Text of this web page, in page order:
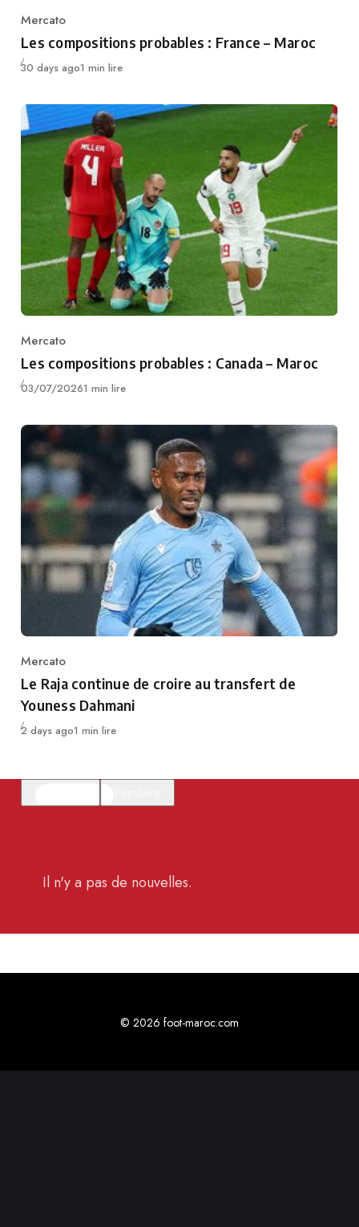
Category
Mercato
Les compositions probables : France – Maroc
Publié
30 days ago1 min lire
Category
Mercato
Les compositions probables : Canada – Maroc
Publié
03/07/20261 min lire
Category
Mercato
Le Raja continue de croire au transfert de
Youness Dahmani
Publié
2 days ago1 min lire
Il n'y a pas de nouvelles.
© 2026 foot-maroc.com